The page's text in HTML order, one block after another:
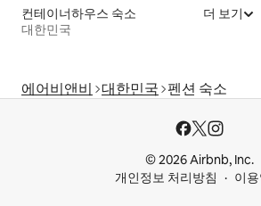
컨테이너하우스 숙소
대한민국
더 보기
에어비앤비 대한민국 펜션 숙소
© 2026 Airbnb, Inc.
개인정보 처리방침
이